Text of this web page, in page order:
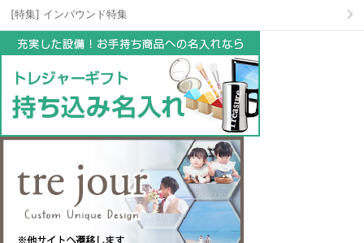
[特集] インバウンド特集